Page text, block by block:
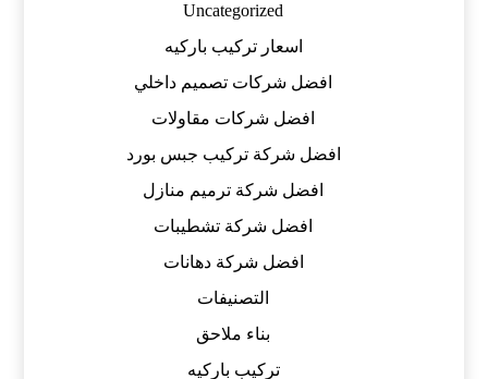
Uncategorized
اسعار تركيب باركيه
افضل شركات تصميم داخلي
افضل شركات مقاولات
افضل شركة تركيب جبس بورد
افضل شركة ترميم منازل
افضل شركة تشطيبات
افضل شركة دهانات
التصنيفات
بناء ملاحق
تركيب باركيه